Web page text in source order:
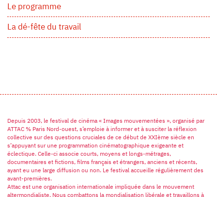
Le programme
La dé-fête du travail
Depuis 2003, le festival de cinéma « Images mouvementées », organisé par
ATTAC % Paris Nord-ouest, s’emploie à informer et à susciter la réflexion
collective sur des questions cruciales de ce début de XXIème siècle en
s’appuyant sur une programmation cinématographique exigeante et
éclectique. Celle-ci associe courts, moyens et longs-métrages,
documentaires et fictions, films français et étrangers, anciens et récents,
ayant eu une large diffusion ou non. Le festival accueille régulièrement des
avant-premières.
Attac est une organisation internationale impliquée dans le mouvement
altermondialiste. Nous combattons la mondialisation libérale et travaillons à